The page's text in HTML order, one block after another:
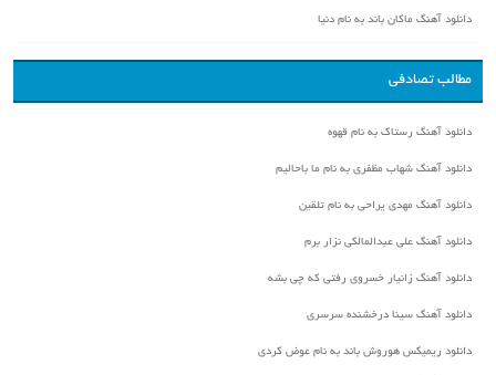
دانلود آهنگ ماکان باند به نام دنیا
مطالب تصادفی
دانلود آهنگ رستاک به نام قهوه
دانلود آهنگ شهاب مظفری به نام ما باحالیم
دانلود آهنگ مهدی یراحی به نام تلقین
دانلود آهنگ علی عبدالمالکی نزار برم
دانلود آهنگ زانیار خسروی رفتی که چی بشه
دانلود آهنگ سینا درخشنده سرسری
دانلود ریمیکس هوروش باند به نام عوض کردی